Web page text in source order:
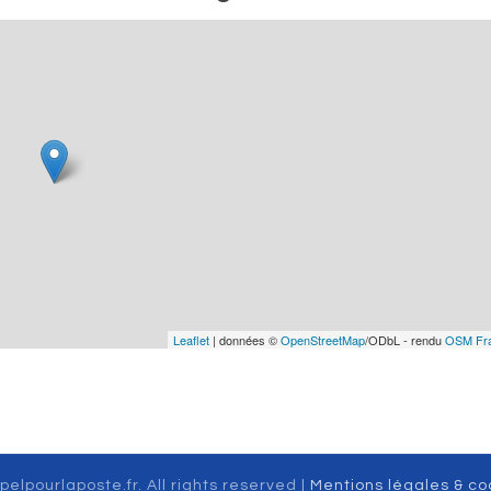
Leaflet | données ©OpenStreetMap/ODbL - renduOSM
All rights reserved | Mentions légales &